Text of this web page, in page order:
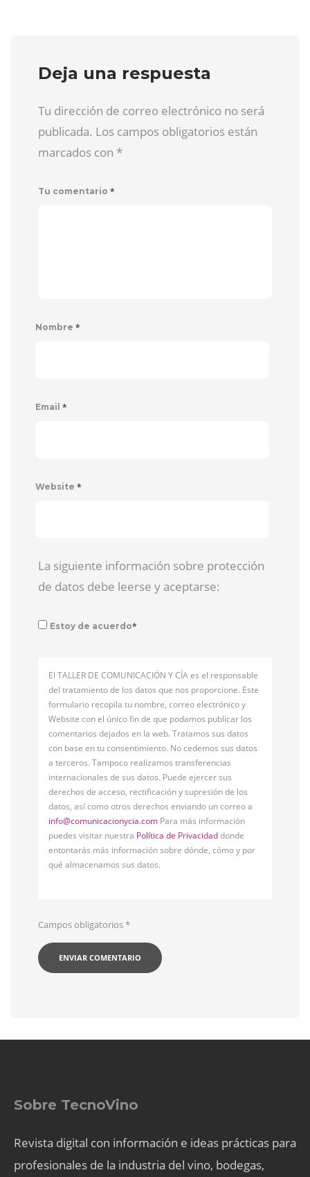
Deja una respuesta
Tu dirección de correo electrónico no será
publicada. Los campos obligatorios están
marcados con *
Tu comentario *
Nombre *
Email *
Website *
La siguiente información sobre protección
de datos debe leerse y aceptarse:
Estoy de acuerdo*
El TALLER DE COMUNICACIÓN Y CÍA es el responsable
del tratamiento de los datos que nos proporcione. Este
formulario recopila tu nombre, correo electrónico y
Website con el único fin de que podamos publicar los
comentarios dejados en la web. Tratamos sus datos
con base en tu consentimiento. No cedemos sus datos
a terceros. Tampoco realizamos transferencias
internacionales de sus datos. Puede ejercer sus
derechos de acceso, rectificación y supresión de los
datos, así como otros derechos enviando un correo a
info@comunicacionycia.com Para más información
puedes visitar nuestra Política de Privacidaddonde
entontarás más información sobre dónde, cómo y por
qué almacenamos sus datos.
Campos obligatorios*
Sobre TecnoVino
Revista digital con información e ideas prácticas para
profesionales de la industria del vino, bodegas,